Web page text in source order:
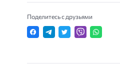
Поделитесь с друзьями